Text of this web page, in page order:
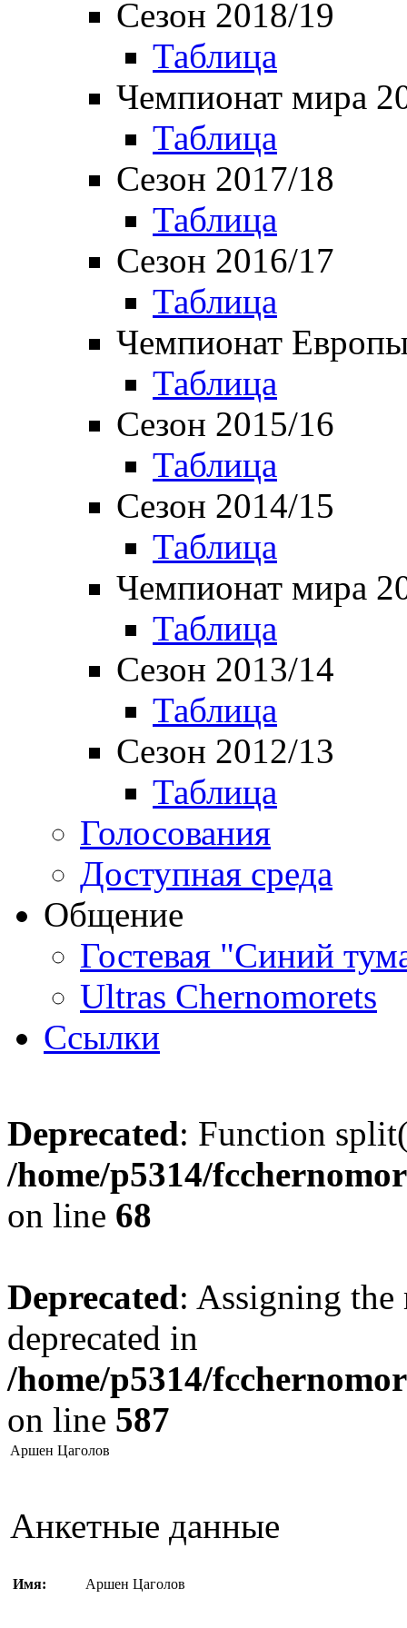
Сезон 2018/19
Таблица
Чемпионат мира
Таблица
Сезон 2017/18
Таблица
Сезон 2016/17
Таблица
Чемпионат
Таблица
Сезон 2015/16
Таблица
Сезон 2014/15
Таблица
Чемпионат мира
Таблица
Сезон 2013/14
Таблица
Сезон 2012/13
Таблица
Голосования
Доступная среда
Общение
Гостевая "Синий
Ultras Chernomorets
Ссылки
Deprecated: Function
/home/p5314/
on line 68
Deprecated: Assigning the
deprecated in
/home/p5314/
on line 587
Аршен Цаголов
Анкетные данные
Имя: Аршен Цаголов